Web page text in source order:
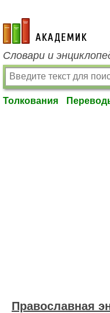
academic.ru
Словари и
Толкования
Православная